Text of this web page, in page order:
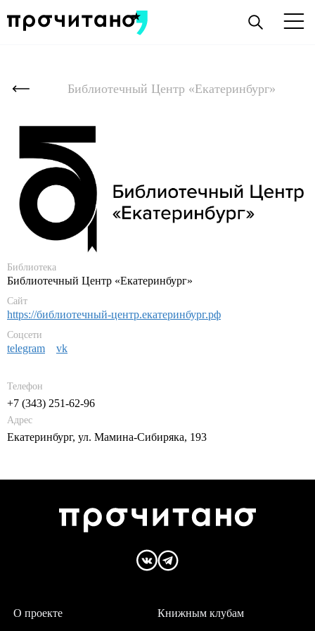
Библиотечный Центр «Екатеринбург»
Библиотека
Библиотечный Центр «Екатеринбург»
Сайт
https://библиотечный-центр.екатеринбург.рф
Соцсети
telegram vk
Адрес
Екатеринбург, ул. Мамина-Сибиряка, 193
Телефон
+7 (343) 251-62-96
О проекте Книжным клубам